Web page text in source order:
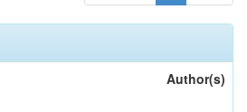
Author(s)